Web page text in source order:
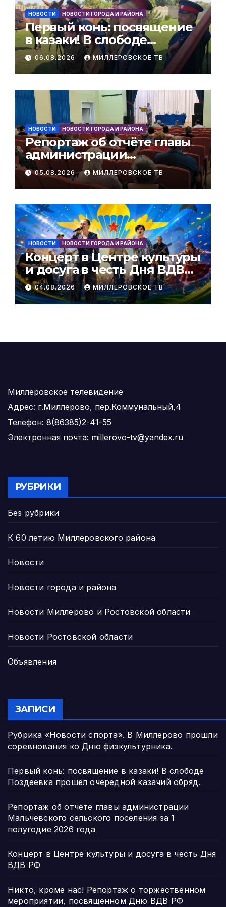
НОВОСТИ НОВОСТИ ГОРОДА И РАЙОНА
Первый конь: посвящение
в казаки! В слободе
Поздеевка прошёл
очередной казачий обряд.
06.08.2026 МИЛЛЕРОВСКОЕ ТВ
НОВОСТИ НОВОСТИ ГОРОДА И РАЙОНА
Репортаж об отчёте главы
администрации
Мальчевского сельского
поселения за 1 полугодие
2026 года
05.08.2026 МИЛЛЕРОВСКОЕ ТВ
НОВОСТИ НОВОСТИ ГОРОДА И РАЙОНА
Концерт в Центре культуры
и досуга в честь Дня ВДВ
РФ04.08.2026 МИЛЛЕРОВСКОЕ ТВ
Миллеровское телевидение
Адрес: г.Миллерово, пер.Коммунальный,4
Телефон: 8(86385)2-41-55
Электронная почта: millerovo-tv@yandex.ru
РУБРИКИ
Без рубрики
К 60 летию Миллеровского района
Новости
Новости города и района
Новости Миллерово и Ростовской области
Новости Ростовской области
Объявления
ЗАПИСИ
Рубрика «Новости спорта». В Миллерово прошли
соревнования ко Дню физкультурника.
Первый конь: посвящение в казаки! В слободе
Поздеевка прошёл очередной казачий обряд.
Репортаж об отчёте главы администрации
Мальчевского сельского поселения за 1
полугодие 2026 года
Концерт в Центре культуры и досуга в честь Дня
ВДВ РФ
Никто, кроме нас! Репортаж о торжественном
мероприятии, посвященном Дню ВДВ РФ